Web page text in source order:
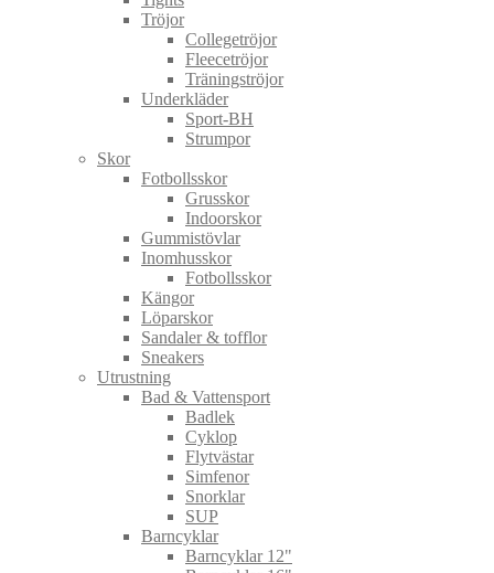
Tröjor
Collegetröjor
Fleecetröjor
Träningströjor
Underkläder
Sport-BH
Strumpor
Skor
Fotbollsskor
Grusskor
Indoorskor
Gummistövlar
Inomhusskor
Fotbollsskor
Kängor
Löparskor
Sandaler & tofflor
Sneakers
Utrustning
Bad & Vattensport
Badlek
Cyklop
Flytvästar
Simfenor
Snorklar
SUP
Barncyklar
Barncyklar 12"